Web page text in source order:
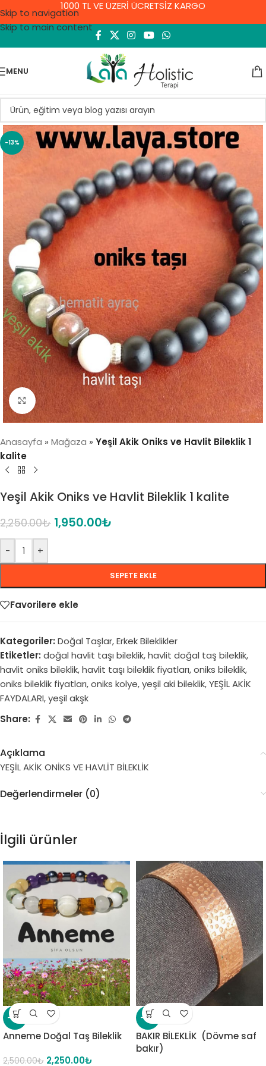
Skip to navigation
Skip to main content
1000 TL VE ÜZERİ ÜCRETSİZ KARGO
MENU
-13%
Click to enlarge
Anasayfa » Mağaza » Yeşil Akik Oniks ve Havlit Bileklik 1
kalite
Yeşil Akik Oniks ve Havlit Bileklik 1 kalite
2,250.00₺ 1,950.00₺
- +
SEPETE EKLE
Favorilere ekle
Kategoriler: Doğal Taşlar,Erkek Bileklikler
Etiketler: doğal havlit taşı bileklik,havlit doğal taş bileklik,
havlit oniks bileklik,havlit taşı bileklik fiyatları,oniks bileklik,
oniks bileklik fiyatları,oniks kolye,yeşil aki bileklik,YEŞİL AKİK
FAYDALARI,yeşil akşk
Share:
Açıklama
YEŞİL AKİK ONİKS VE HAVLİT BİLEKLİK
Değerlendirmeler (0)
İlgili ürünler
-10%
Anneme Doğal Taş Bileklik
2,500.00₺ 2,250.00₺
-18%
BAKIR BİLEKLİK (Dövme saf
bakır)